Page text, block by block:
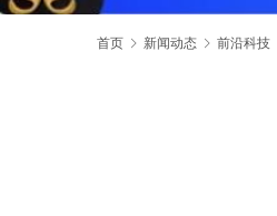
首页 新闻动态 前沿科技